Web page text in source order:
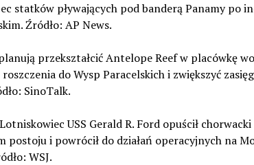
statków pływających pod banderą Panamy po
Źródło: AP News.
przekształcić Antelope Reef w placówkę
do Wysp Paracelskich i zwiększyć
SinoTalk.
USS Gerald R. Ford opuścił
postoju i powrócił do działań operacyjnych na
WSJ.